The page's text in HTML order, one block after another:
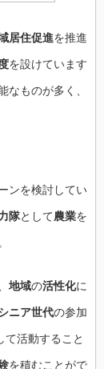
居住促進を推進
を設けています
なものが多く、
ンを検討してい
隊として農業を
地域の活性化に
ニア世代の参加
て活動すること
を積むことがで